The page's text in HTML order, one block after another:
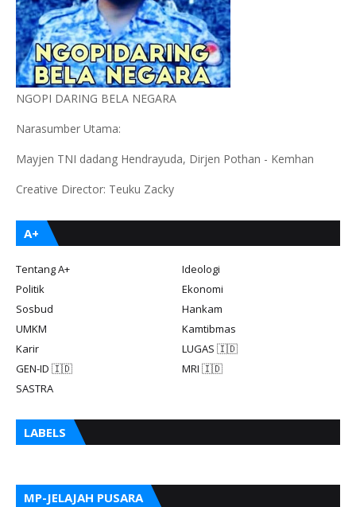
NGOPI DARING BELA NEGARA
Narasumber Utama:
Mayjen TNI dadang Hendrayuda, Dirjen Pothan - Kemhan
Creative Director: Teuku Zacky
A+
Tentang A+
Ideologi
Politik
Ekonomi
Sosbud
Hankam
UMKM
Kamtibmas
Karir
LUGAS 🇮🇩
GEN-ID 🇮🇩
MRI 🇮🇩
SASTRA
LABELS
MP-JELAJAH PUSARA